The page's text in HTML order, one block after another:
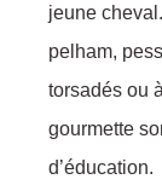
jeune
pelham,
torsadés ou
gourmette
d’éducation.